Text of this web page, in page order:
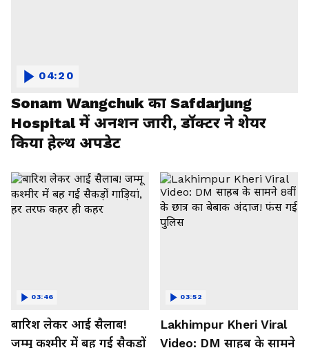
Sonam Wangchuk का Safdarjung
Hospital में अनशन जारी, डॉक्टर ने शेयर
किया हेल्थ अपडेट
04:20
बारिश लेकर आई सैलाब!
जम्मू कश्मीर में बह गई सैकड़ों
03:46
Lakhimpur Kheri Viral
Video: DM साहब के सामने
03:52